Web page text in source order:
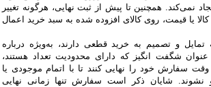
نمی‌کند. همچنین تا پیش از ثبت نهایی، هرگونه تغییر
یا قیمت، روی کالای افزوده شده به سبد خرید اعمال
تمایل و تصمیم به خرید قطعی دارند، به‌ویژه درباره
شگفت انگیز که دارای محدودیت تعداد هستند،
سفارش خود را نهایی کنند تا با اتمام موجودی یا
نشوند. شایان ذکر است سفارش تنها زمانی نهایی